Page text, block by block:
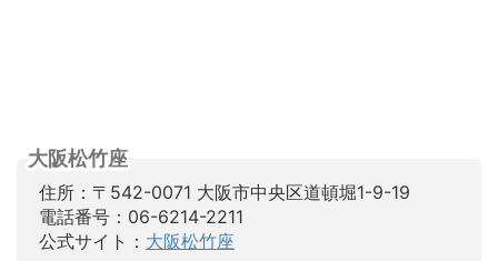
大阪松竹座
住所：〒542-0071 大阪市中央区道頓堀1-9-19
電話番号：06-6214-2211
公式サイト： 大阪松竹座